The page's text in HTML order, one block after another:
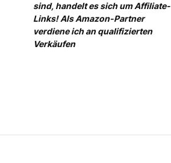
sind, handelt es sich um Affiliate-
Links! Als Amazon-Partner
verdiene ich an qualifizierten
Verkäufen